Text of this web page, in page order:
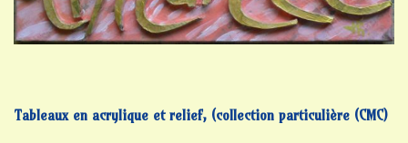
Tableaux en acrylique et relief, (collection particulière (CMC)